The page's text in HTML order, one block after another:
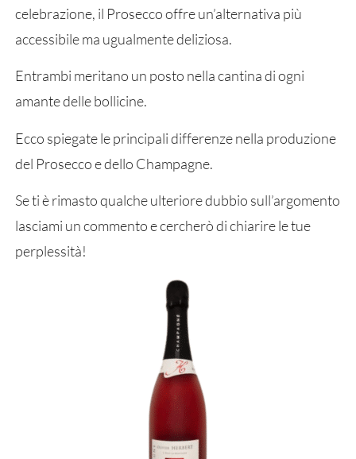
celebrazione, il Prosecco offre un’alternativa più
accessibile ma ugualmente deliziosa.
Entrambi meritano un posto nella cantina di ogni
amante delle bollicine.
Ecco spiegate le principali differenze nella produzione
del Prosecco e dello Champagne.
Se ti è rimasto qualche ulteriore dubbio sull’argomento
lasciami un commento e cercherò di chiarire le tue
perplessità!